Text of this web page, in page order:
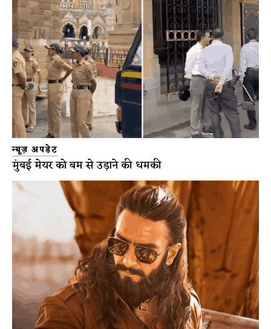
न्यूज़ अपडेट
मुंबई मेयर को बम से उड़ाने की धमकी